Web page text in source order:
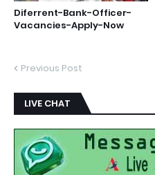
Diferrent-Bank-Officer-
Vacancies-Apply-Now
Previous Post
LIVE CHAT